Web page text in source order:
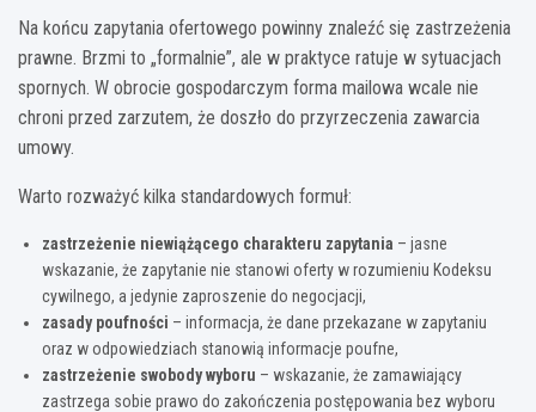
Na końcu zapytania ofertowego powinny znaleźć się zastrzeżenia
prawne. Brzmi to „formalnie”, ale w praktyce ratuje w sytuacjach
spornych. W obrocie gospodarczym forma mailowa wcale nie
chroni przed zarzutem, że doszło do przyrzeczenia zawarcia
umowy.
Warto rozważyć kilka standardowych formuł:
zastrzeżenie niewiążącego charakteru zapytania – jasne
wskazanie, że zapytanie nie stanowi oferty w rozumieniu Kodeksu
cywilnego, a jedynie zaproszenie do negocjacji,
zasady poufności – informacja, że dane przekazane w zapytaniu
oraz w odpowiedziach stanowią informacje poufne,
zastrzeżenie swobody wyboru – wskazanie, że zamawiający
zastrzega sobie prawo do zakończenia postępowania bez wyboru